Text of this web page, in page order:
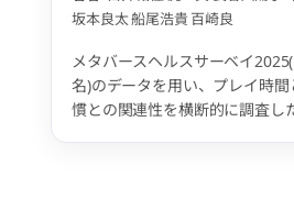
坂本良太船尾浩貴百崎良
メタバースヘルスサーベイ
名)のデータを用い、プレイ時間
慣との関連性を横断的に調査し